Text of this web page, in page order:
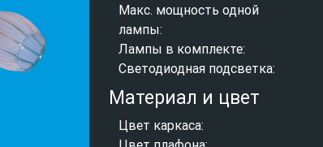
Макс. мощность одной
лампы:
Лампы в комплекте:
Светодиодная подсветка:
Материал и цвет
Цвет каркаса: